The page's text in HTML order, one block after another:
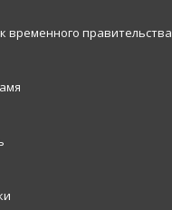
временного правительства